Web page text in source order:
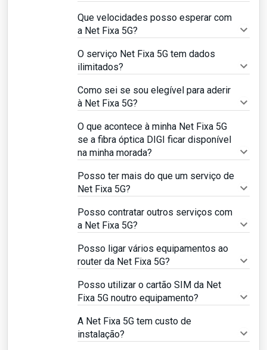
Que velocidades posso esperar com
a Net Fixa 5G?
O serviço Net Fixa 5G tem dados
ilimitados?
Como sei se sou elegível para aderir
à Net Fixa 5G?
O que acontece à minha Net Fixa 5G
se a fibra óptica DIGI ficar disponível
na minha morada?
Posso ter mais do que um serviço de
Net Fixa 5G?
Posso contratar outros serviços com
a Net Fixa 5G?
Posso ligar vários equipamentos ao
router da Net Fixa 5G?
Posso utilizar o cartão SIM da Net
Fixa 5G noutro equipamento?
A Net Fixa 5G tem custo de
instalação?